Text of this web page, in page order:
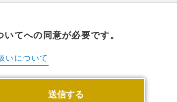
てへの同意が必要です。
いについて